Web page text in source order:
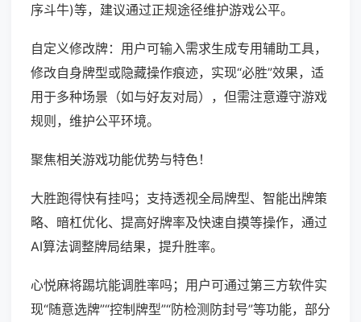
序斗牛)等，建议通过正规途径维护游戏公平。
自定义修改牌：用户可输入需求生成专用辅助工具，
修改自身牌型或隐藏操作痕迹，实现“必胜”效果，适
用于多种场景（如与好友对局），但需注意遵守游戏
规则，维护公平环境。
聚焦相关游戏功能优势与特色！
大胜跑得快有挂吗；支持透视全局牌型、智能出牌策
略、暗杠优化、提高好牌率及快速自摸等操作，通过
AI算法调整牌局结果，提升胜率。
心悦麻将踢坑能调胜率吗；用户可通过第三方软件实
现“随意选牌”“控制牌型”“防检测防封号”等功能，部分